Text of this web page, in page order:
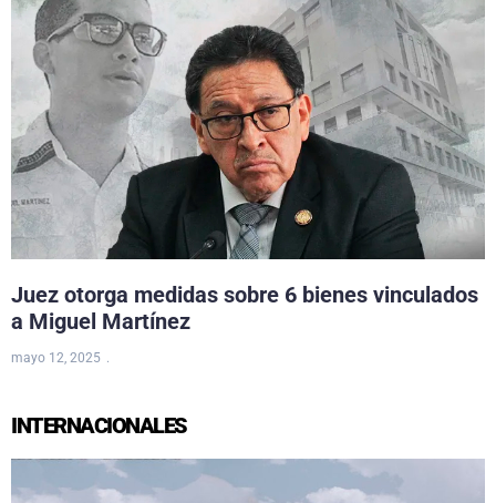
Juez otorga medidas sobre 6 bienes vinculados
a Miguel Martínez
mayo 12, 2025
INTERNACIONALES